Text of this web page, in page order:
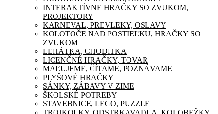
INTERAKTÍVNE HRAČKY SO ZVUKOM,
PROJEKTORY
KARNEVAL, PREVLEKY, OSLAVY
KOLOTOČE NAD POSTIEĽKU, HRAČKY SO
ZVUKOM
LEHÁTKA, CHODÍTKA
LICENČNÉ HRAČKY, TOVAR
MAĽUJEME, ČÍTAME, POZNÁVAME
PLYŠOVÉ HRAČKY
SÁNKY, ZÁBAVY V ZIME
ŠKOLSKÉ POTREBY
STAVEBNICE, LEGO, PUZZLE
TROJKOLKY, ODSTRKAVADLA, KOLOBEŽKY